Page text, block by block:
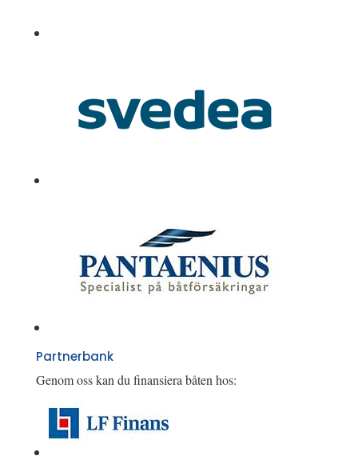
Partnerbank
Genom oss kan du finansiera båten hos: